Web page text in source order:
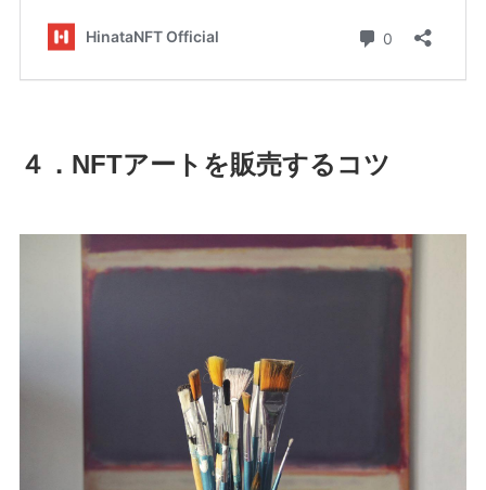
４．NFTアートを販売するコツ